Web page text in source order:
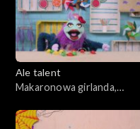
Ale talent
Makaronowa girlanda,